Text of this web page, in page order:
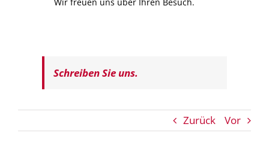
Schreiben Sie uns.
Zurück Vor